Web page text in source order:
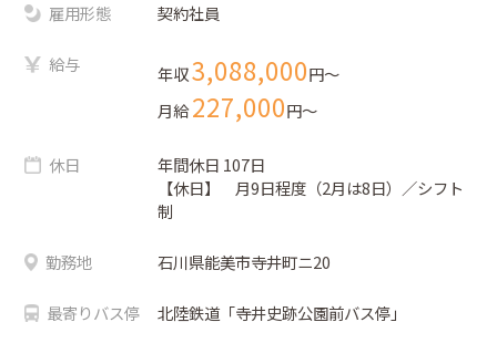
雇用形態 契約社員
給与 年収3,088,000円〜
月給227,000円〜
休日
年間休日 107日
【休日】 月9日程度（2月は8日）／シフト
制
勤務地 石川県能美市寺井町ニ20
最寄りバス停 北陸鉄道「寺井史跡公園前バス停」